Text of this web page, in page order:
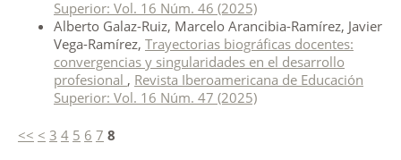
Superior: Vol. 16 Núm. 46 (2025)
Alberto Galaz-Ruiz, Marcelo Arancibia-Ramírez, Javier
Vega-Ramírez, Trayectorias biográficas docentes:
convergencias y singularidades en el desarrollo
profesional , Revista Iberoamericana de Educación
Superior: Vol. 16 Núm. 47 (2025)
<< < 3 4 5 6 7 8